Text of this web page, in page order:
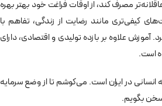
مصرف كند، از اوقات فراغت خود بهتر بهره
كيفی‌تری مانند رضايت از زندگی، تفاهم با
علاوه بر بازده توليدی و اقتصادی، دارای
است.
در ایران است. می‌کوشم تا از وضع سرمایه
بگویم.